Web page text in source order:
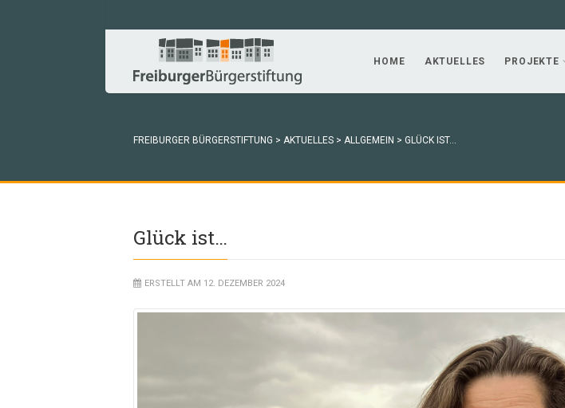
HOME AKTUELLES PROJEKTE
FREIBURGER BÜRGERSTIFTUNG > AKTUELLES > ALLGEMEIN > GLÜCK IST…
Glück ist…
ERSTELLT AM 12. DEZEMBER 2024